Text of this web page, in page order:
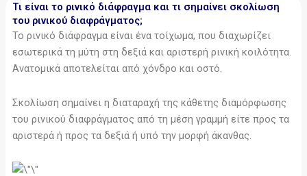
Τι είναι το ρινικό διάφραγμα και τι σημαίνει σκολίωση
του ρινικού διαφράγματος;
Το ρινικό διάφραγμα είναι ένα τοίχωμα, που διαχωρίζει
εσωτερικά τη μύτη στη δεξιά και αριστερή ρινική κοιλότητα.
Ανατομικά αποτελείται από χόνδρο και οστό.
Σκολίωση σημαίνει η διαταραχή της κάθετης διαμόρφωσης
του ρινικού διαφράγματος από τη μέση γραμμή είτε προς τα
αριστερά ή προς τα δεξιά ή υπό την μορφή άκανθας.